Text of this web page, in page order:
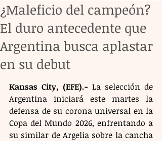
¿Maleficio del campeón?
El duro antecedente que
Argentina busca aplastar
en su debut
Kansas City, (EFE).- La selección de
Argentina iniciará este martes la
defensa de su corona universal en la
Copa del Mundo 2026, enfrentando a
su similar de Argelia sobre la cancha